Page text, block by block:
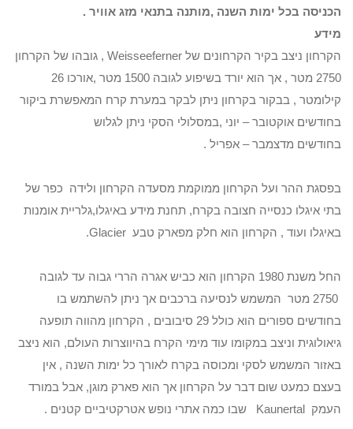
הכניסה בכל ימות השנה ,מותנה בתנאי מזג אוויר .
מידע
הקרחון ניצב בקיר הקרחונים של Weisseeferner , גובהו של הקרחון
2750 מטר , אך הוא יורד בשיפוע לגובה 1500 מטר ,אורכו 26
קילומטר , בבקור בקרחון ניתן לבקר במערת קרח המאפשרת ביקור
בחודשים אוקטובר – יוני ,במסלולי הסקי ניתן לגלוש
בחודשים מדצמבר – אפריל .
בפסגת ההר ועל הקרחון ממוקמת מסעדה הקרחון ולידה כפר של
בתי איגלו כנסייה חצובה בקרח, תחנת מידע באיגלו,גלריית אומנות
באיגלו ועוד , הקרחון הוא חלק מפארק טבע Glacier.
החל משנת 1980 הקרחון הוא כביש אגרה הררי גבוה עד לגובה
2750 מטר המשמש לנסיעה ברכבים אך ניתן להשתמש בו
בחודשים ספורים הוא כולל 29 סיבובים , הקרחון מהווה תופעה
גיאולוגית וניצב במקומו עוד מימי הקרח בהיווצרות העולם, הוא ניצב
באזור המשמש לסקי ומכוסה בקרח לאורך כל ימות השנה , אין
בעצם כמעט שום דבר על הקרחון אך הוא פארק מוגן, אבל במורד
העמק Kaunertal שבו כמה אתרי נופש אטרקטיביים קטנים .